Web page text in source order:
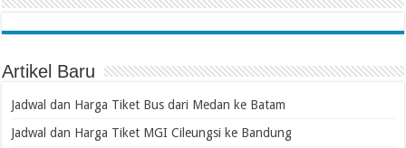
Artikel Baru
Jadwal dan Harga Tiket Bus dari Medan ke Batam
Jadwal dan Harga Tiket MGI Cileungsi ke Bandung